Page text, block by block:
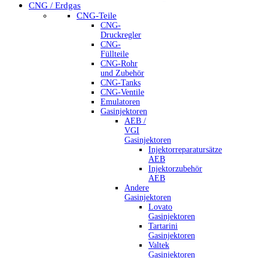
CNG / Erdgas
CNG-Teile
CNG-
Druckregler
CNG-
Füllteile
CNG-Rohr
und Zubehör
CNG-Tanks
CNG-Ventile
Emulatoren
Gasinjektoren
AEB /
VGI
Gasinjektoren
Injektorreparatursätze
AEB
Injektorzubehör
AEB
Andere
Gasinjektoren
Lovato
Gasinjektoren
Tartarini
Gasinjektoren
Valtek
Gasinjektoren